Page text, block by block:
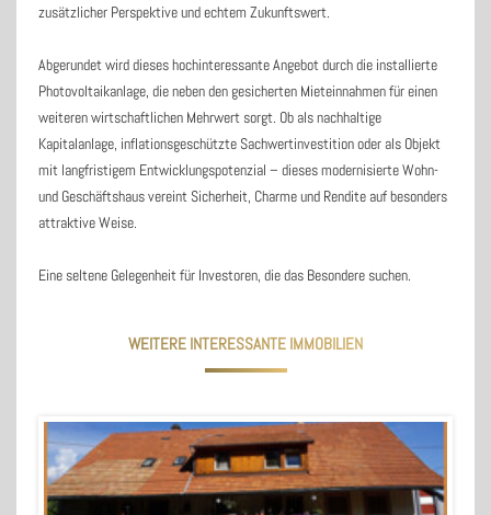
zusätzlicher Perspektive und echtem Zukunftswert.
Abgerundet wird dieses hochinteressante Angebot durch die installierte
Photovoltaikanlage, die neben den gesicherten Mieteinnahmen für einen
weiteren wirtschaftlichen Mehrwert sorgt. Ob als nachhaltige
Kapitalanlage, inflationsgeschützte Sachwertinvestition oder als Objekt
mit langfristigem Entwicklungspotenzial – dieses modernisierte Wohn-
und Geschäftshaus vereint Sicherheit, Charme und Rendite auf besonders
attraktive Weise.
Eine seltene Gelegenheit für Investoren, die das Besondere suchen.
WEITERE INTERESSANTE IMMOBILIEN